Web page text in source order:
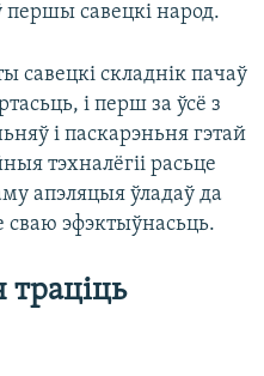
першы савецкі народ.
савецкі складнік пачаў
і перш за ўсё з
і паскарэньня гэтай
тэхналёгіі расьце
апэляцыя ўладаў да
сваю эфэктыўнасьць.
траціць